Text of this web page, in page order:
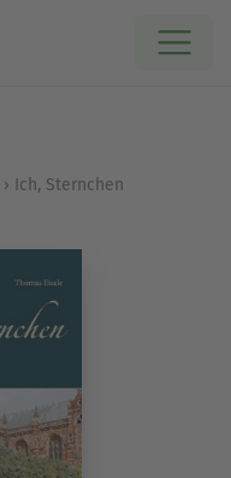
Ich, Sternchen